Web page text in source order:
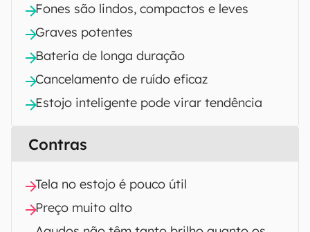
Fones são lindos, compactos e leves
Graves potentes
Bateria de longa duração
Cancelamento de ruído eficaz
Estojo inteligente pode virar tendência
Contras
Tela no estojo é pouco útil
Preço muito alto